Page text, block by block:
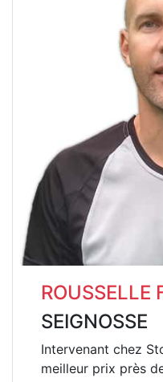
ROUSSELLE
SEIGNOSSE
Intervenant chez
meilleur prix près